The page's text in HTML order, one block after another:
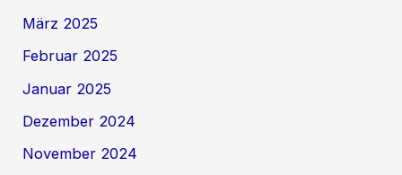
März 2025
Februar 2025
Januar 2025
Dezember 2024
November 2024